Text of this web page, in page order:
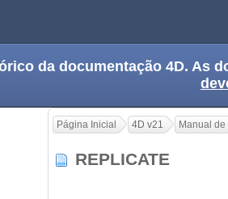
da documentação 4D. As
Página Inicial 4D v21 Manual de
REPLICATE